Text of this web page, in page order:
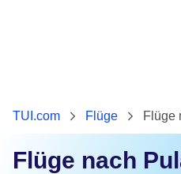
TUI.com Flüge Flüge
Flüge nach